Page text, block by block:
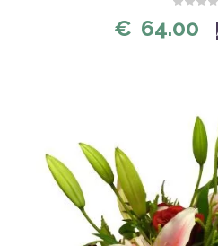
€ 64.00